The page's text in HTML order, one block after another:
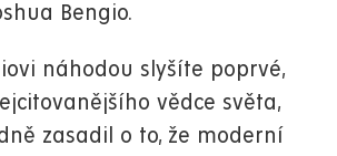
Bengio.
náhodou slyšíte poprvé,
vědce světa,
zasadil o to, že moderní